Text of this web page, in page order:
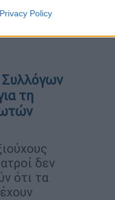
Privacy Policy
Συλλόγων
τη
δεν
ότι τα